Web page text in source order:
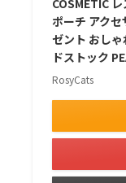
COSMETIC
ポーチ アク
ゼント おし
ドストック
RosyCats